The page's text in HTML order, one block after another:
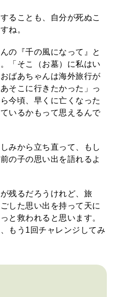
ることも、自分が死ぬこ
ね。
の『千の風になって』と
「そこ（お墓）に私はい
ばあちゃんは海外旅行が
そこに行きたかった」っ
今頃、早くに亡くなった
いるかもって思えるんで
みから立ち直って、もし
の子の思い出を語れるよ
残るだろうけれど、旅
した思い出を持って天に
と救われると思います。
もう1回チャレンジしてみ